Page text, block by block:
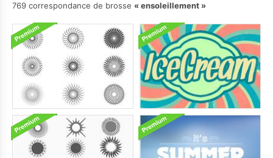
769 correspondance de brosse
ensoleillement